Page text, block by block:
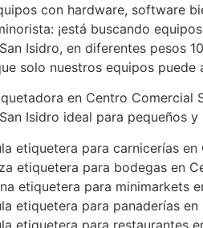
con hardware, software
¡está buscando
Isidro, en diferentes pesos
solo nuestros equipos puede
en Centro Comercial
Isidro ideal para pequeños
etiquetera para carnicerías
etiquetera para bodegas en
etiquetera para minimarkets
etiquetera para panaderías
etiquetera para restaurantes